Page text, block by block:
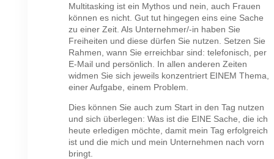
Multitasking ist ein Mythos und nein, auch Frauen
können es nicht. Gut tut hingegen eins eine Sache
zu einer Zeit. Als Unternehmer/-in haben Sie
Freiheiten und diese dürfen Sie nutzen. Setzen Sie
Rahmen, wann Sie erreichbar sind: telefonisch, per
E-Mail und persönlich. In allen anderen Zeiten
widmen Sie sich jeweils konzentriert EINEM Thema,
einer Aufgabe, einem Problem.
Dies können Sie auch zum Start in den Tag nutzen
und sich überlegen: Was ist die EINE Sache, die ich
heute erledigen möchte, damit mein Tag erfolgreich
ist und die mich und mein Unternehmen nach vorn
bringt.